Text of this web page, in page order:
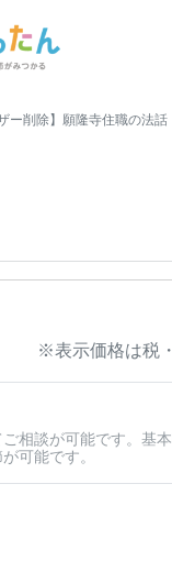
ザー削除】願隆寺住職の法話
※表示価格は税
相談が可能です。基
可能です。